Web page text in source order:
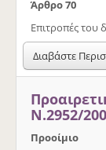
Άρθρο 70
Επιτροπές του
Διαβάστε
Ν.2952/
Προοίμιο